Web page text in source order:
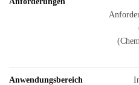
Anwendungsbereich